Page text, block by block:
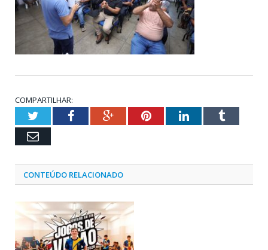
COMPARTILHAR:
TwitterFacebookGoogle+PinterestLinkedInTumblr
Email
CONTEÚDO RELACIONADO